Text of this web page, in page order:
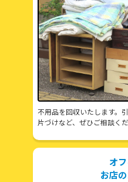
不用品を回収いたします。
片づけなど、ぜひご相談くだ
オ
お店